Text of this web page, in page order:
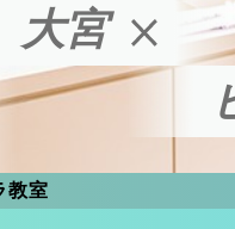
大宮
教室